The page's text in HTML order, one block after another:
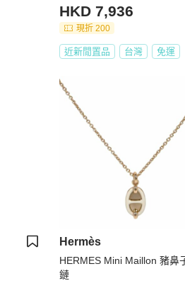
HKD 7,936
現折 200
近新閒置品 台灣 免運
Hermès
HERMES Mini Maillon 豬鼻
鏈